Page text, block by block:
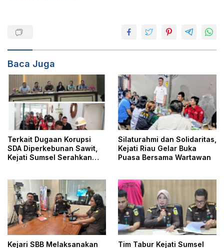
Baca Juga
Terkait Dugaan Korupsi
SDA Diperkebunan Sawit,
Kejati Sumsel Serahkan
Silaturahmi dan Solidaritas,
Kejati Riau Gelar Buka
Puasa Bersama Wartawan
Kejari SBB Melaksanakan Tim Tabur Kejati Sumsel